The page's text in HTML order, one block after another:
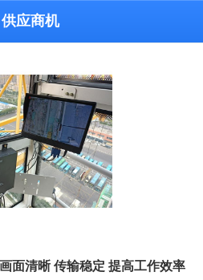
供应商机
面清晰 传输稳定 提高工作效率